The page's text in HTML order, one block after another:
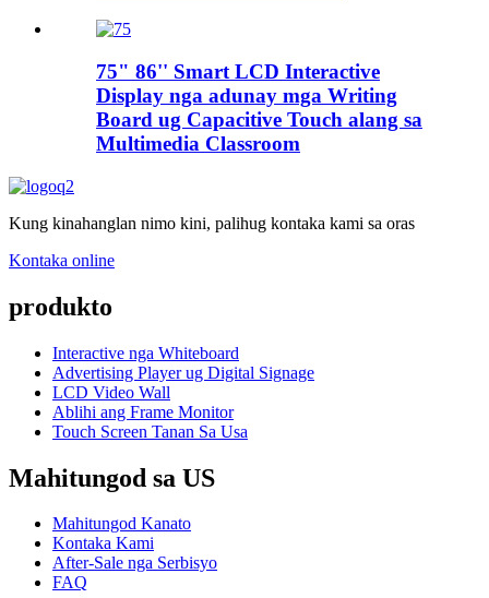
75" 86'' Smart LCD Interactive
Display nga adunay mga Writing
Board ug Capacitive Touch alang sa
Multimedia Classroom
Kung kinahanglan nimo kini, palihug kontaka kami sa oras
Kontaka online
produkto
Interactive nga Whiteboard
Advertising Player ug Digital Signage
LCD Video Wall
Ablihi ang Frame Monitor
Touch Screen Tanan Sa Usa
Mahitungod sa US
Mahitungod Kanato
Kontaka Kami
After-Sale nga Serbisyo
FAQ